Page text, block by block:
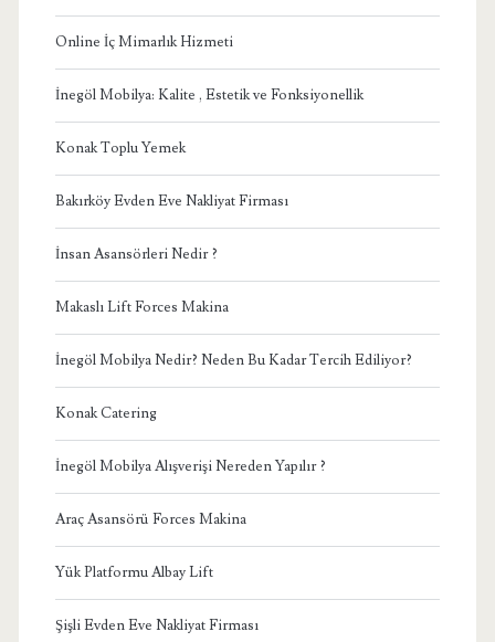
Online İç Mimarlık Hizmeti
İnegöl Mobilya: Kalite , Estetik ve Fonksiyonellik
Konak Toplu Yemek
Bakırköy Evden Eve Nakliyat Firması
İnsan Asansörleri Nedir ?
Makaslı Lift Forces Makina
İnegöl Mobilya Nedir? Neden Bu Kadar Tercih Ediliyor?
Konak Catering
İnegöl Mobilya Alışverişi Nereden Yapılır ?
Araç Asansörü Forces Makina
Yük Platformu Albay Lift
Şişli Evden Eve Nakliyat Firması